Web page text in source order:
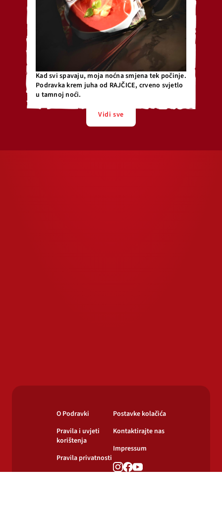
Kad svi spavaju, moja noćna smjena tek počinje.
Podravka krem juha od RAJČICE, crveno svjetlo
u tamnoj noći.
Vidi sve
O Podravki
Pravila i uvjeti
korištenja
Pravila privatnosti
Postavke kolačića
Kontaktirajte nas
Impressum